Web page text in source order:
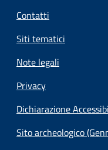
Contatti
Siti tematici
Note legali
Privacy
Dichiarazione
Sito archeologico